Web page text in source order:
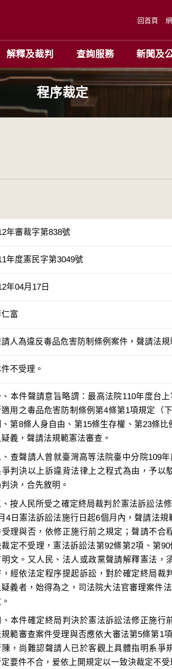
回首頁
解釋及裁判 查詢服務 新聞及
程序裁定
年審裁字第838號
年度憲民字第3049號
年04月17日
富
人為違反毒品危害防制條例案件，聲請法
不受理。
本件聲請意旨略謂：最高法院110年度台
適用之毒品危害防制條例第4條第1項規定（
、第8條人身自由、第15條生存權、第23條
、查聲請人曾就臺灣高等法院臺中分院109
爭判決以上訴違背法律上之程式為由，予以
、按人民所受之確定終局裁判於憲法訴訟法
4日憲法訴訟法施行日起6個月內，聲請法
受理與否，依修正施行前之規定；聲請不合
裁定不受理，憲法訴訟法第92條第2項、第
明文。又人民、法人或政黨聲請解釋憲法，
，經依法定程序提起訴訟，對於確定終局裁
疑義者，始得為之，司法院大法官審理案件
、本件確定終局判決於憲法訴訟法修正施行
規範審查案件受理與否應依大審法第5條第1
陳，尚難認聲請人已於客觀上具體指明系爭
定要件不合，爰依上開規定以一致決裁定不受